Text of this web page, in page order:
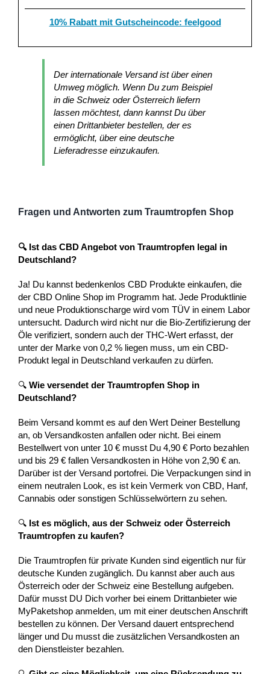
10% Rabatt mit Gutscheincode: feelgood
Der internationale Versand ist über einen
Umweg möglich. Wenn Du zum Beispiel
in die Schweiz oder Österreich liefern
lassen möchtest, dann kannst Du über
einen Drittanbieter bestellen, der es
ermöglicht, über eine deutsche
Lieferadresse einzukaufen.
Fragen und Antworten zum Traumtropfen Shop
🔍 Ist das CBD Angebot von Traumtropfen legal in
Deutschland?
Ja! Du kannst bedenkenlos CBD Produkte einkaufen, die
der CBD Online Shop im Programm hat. Jede Produktlinie
und neue Produktionscharge wird vom TÜV in einem Labor
untersucht. Dadurch wird nicht nur die Bio-Zertifizierung der
Öle verifiziert, sondern auch der THC-Wert erfasst, der
unter der Marke von 0,2 % liegen muss, um ein CBD-
Produkt legal in Deutschland verkaufen zu dürfen.
🔍 Wie versendet der Traumtropfen Shop in
Deutschland?
Beim Versand kommt es auf den Wert Deiner Bestellung
an, ob Versandkosten anfallen oder nicht. Bei einem
Bestellwert von unter 10 € musst Du 4,90 € Porto bezahlen
und bis 29 € fallen Versandkosten in Höhe von 2,90 € an.
Darüber ist der Versand portofrei. Die Verpackungen sind in
einem neutralen Look, es ist kein Vermerk von CBD, Hanf,
Cannabis oder sonstigen Schlüsselwörtern zu sehen.
🔍 Ist es möglich, aus der Schweiz oder Österreich
Traumtropfen zu kaufen?
Die Traumtropfen für private Kunden sind eigentlich nur für
deutsche Kunden zugänglich. Du kannst aber auch aus
Österreich oder der Schweiz eine Bestellung aufgeben.
Dafür musst DU Dich vorher bei einem Drittanbieter wie
MyPaketshop anmelden, um mit einer deutschen Anschrift
bestellen zu können. Der Versand dauert entsprechend
länger und Du musst die zusätzlichen Versandkosten an
den Dienstleister bezahlen.